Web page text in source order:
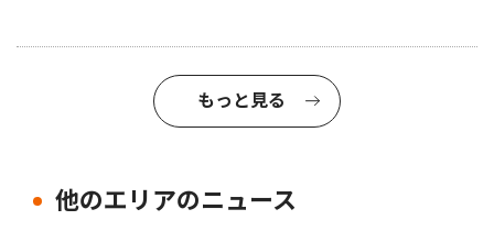
もっと見る
他のエリアのニュース